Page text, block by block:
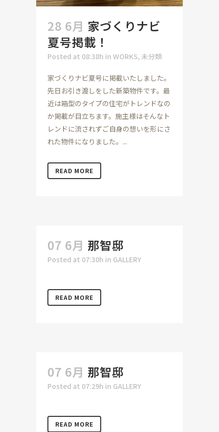
28 6月 家づくりナビ
夏号掲載！
Posted at 08:38h in WORKS, 未分類
家づくりナビ夏号に掲載いたしました。
先日お引き渡しをした新築物件です。最
近は箱型のタイプの住宅がトレンドなの
か掲載が目立ちます。施主様はそんなト
レンドに流されずご自身の想いを形にさ
れた物件になりました。...
READ MORE
07 6月 那智邸
Posted at 07:30h in GALLERY
READ MORE
07 6月 那智邸
Posted at 07:29h in GALLERY
READ MORE